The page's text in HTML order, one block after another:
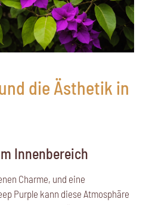
die Ästhetik in
Innenbereich
Charme, und eine
Purple kann diese Atmosphäre